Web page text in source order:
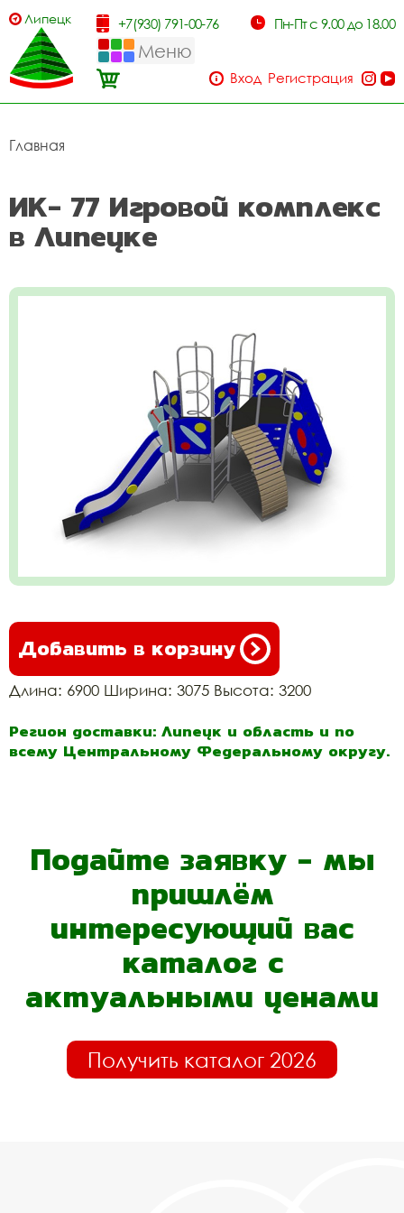
Липецк +7(930) 791-00-76 Пн-Пт с 9.00 до 18.00
Меню
Вход Регистрация
Главная
ИК- 77 Игровой комплекс
в Липецке
Добавить в корзину
Длина: 6900 Ширина: 3075 Высота: 3200
Регион доставки: Липецк и область и по
всему Центральному Федеральному округу.
Подайте заявку - мы
пришлём
интересующий вас
каталог с
актуальными ценами
Получить каталог 2026